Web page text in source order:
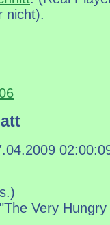
nicht).
Very